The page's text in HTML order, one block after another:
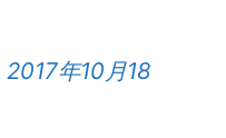
2017年10月18